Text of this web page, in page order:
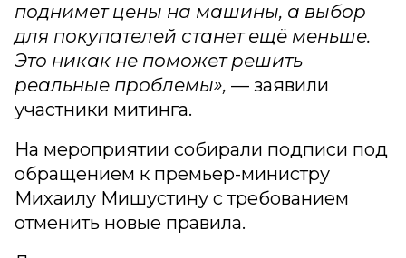
поднимет цены на машины, а выбор
для покупателей станет ещё меньше.
Это никак не поможет решить
реальные проблемы», — заявили
участники митинга.
На мероприятии собирали подписи под
обращением к премьер-министру
Михаилу Мишустину с требованием
отменить новые правила.